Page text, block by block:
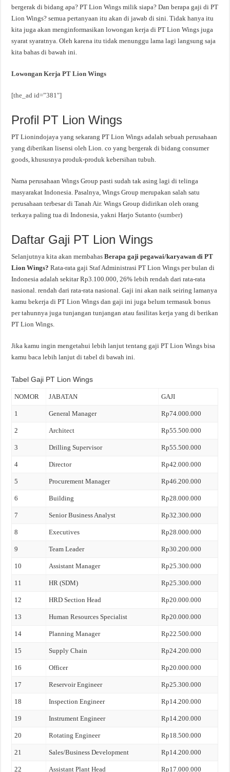
bergerak di bidang apa? PT Lion Wings milik siapa? Dan berapa gaji di PT
Lion Wings? semua pertanyaan itu akan di jawab di sini. Tidak hanya itu
kita juga akan menginformasikan lowongan kerja di PT Lion Wings juga
syarat syaratnya. Oleh karena itu tidak menunggu lama lagi langsung saja
kita bahas di bawah ini.
Lowongan Kerja PT Lion Wings
[the_ad id=”381″]
Profil PT Lion Wings
PT Lionindojaya yang sekarang PT Lion Wings adalah sebuah perusahaan
yang diberikan lisensi oleh Lion. co yang bergerak di bidang consumer
goods, khususnya produk-produk kebersihan tubuh.
Nama perusahaan Wings Group pasti sudah tak asing lagi di telinga
masyarakat Indonesia. Pasalnya, Wings Group merupakan salah satu
perusahaan terbesar di Tanah Air. Wings Group didirikan oleh orang
terkaya paling tua di Indonesia, yakni Harjo Sutanto (sumber)
Daftar Gaji PT Lion Wings
Selanjutnya kita akan membahasBerapa gaji pegawai/karyawan di PT
Lion Wings?Rata-rata gaji Staf Administrasi PT Lion Wings per bulan di
Indonesia adalah sekitar Rp3.100.000, 26% lebih rendah dari rata-rata
nasional. rendah dari rata-rata nasional. Gaji ini akan naik seiring lamanya
kamu bekerja di PT Lion Wings dan gaji ini juga belum termasuk bonus
per tahunnya juga tunjangan tunjangan atau fasilitas kerja yang di berikan
PT Lion Wings.
Jika kamu ingin mengetahui lebih lanjut tentang gaji PT Lion Wings bisa
kamu baca lebih lanjut di tabel di bawah ini.
Tabel Gaji PT Lion Wings
NOMOR JABATAN GAJI
1 General Manager Rp74.000.000
2 Architect Rp55.500.000
3 Drilling Supervisor Rp55.500.000
4 Director Rp42.000.000
5 Procurement Manager Rp46.200.000
6 Building Rp28.000.000
7 Senior Business Analyst Rp32.300.000
8 Executives Rp28.000.000
9 Team Leader Rp30.200.000
10 Assistant Manager Rp25.300.000
11 HR (SDM) Rp25.300.000
12 HRD Section Head Rp20.000.000
13 Human Resources Specialist Rp20.000.000
14 Planning Manager Rp22.500.000
15 Supply Chain Rp24.200.000
16 Officer Rp20.000.000
17 Reservoir Engineer Rp25.300.000
18 Inspection Engineer Rp14.200.000
19 Instrument Engineer Rp14.200.000
20 Rotating Engineer Rp18.500.000
21 Sales/Business Development Rp14.200.000
22 Assistant Plant Head Rp17.000.000